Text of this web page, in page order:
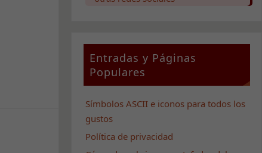
Entradas y Páginas
Populares
Símbolos ASCII e iconos para todos los
gustos
Política de privacidad